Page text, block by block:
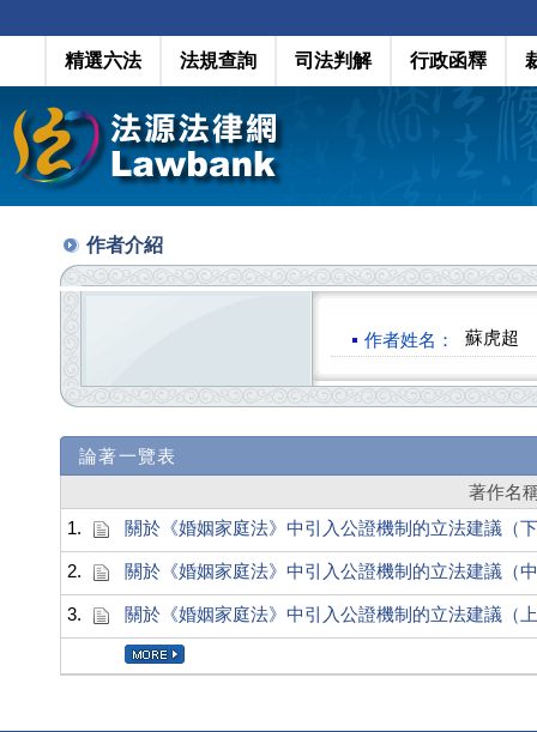
精選六法 法規查詢 司法判解 行政函釋
作者介紹
作者姓名： 蘇虎超
論著一覽表
著作名
1.
關於《婚姻家庭法》中引入公證機制的立法建議（
2. 關於《婚姻家庭法》中引入公證機制的立法建議（
3. 關於《婚姻家庭法》中引入公證機制的立法建議（